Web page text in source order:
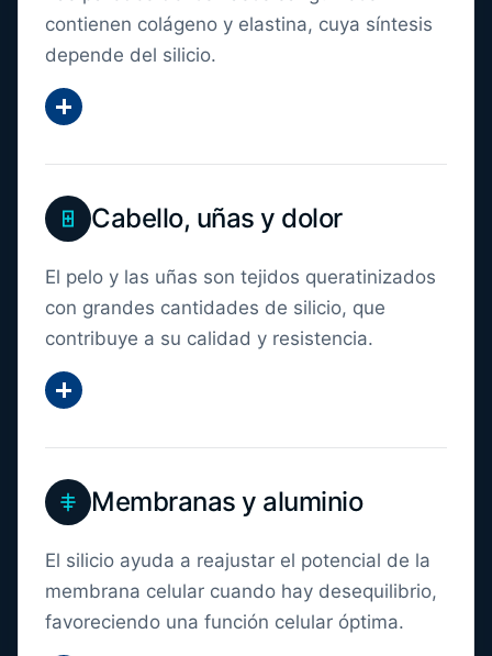
contienen colágeno y elastina, cuya síntesis
depende del silicio.
Mostrar más
Cabello, uñas y dolor
El pelo y las uñas son tejidos queratinizados
con grandes cantidades de silicio, que
contribuye a su calidad y resistencia.
Mostrar más
Membranas y aluminio
El silicio ayuda a reajustar el potencial de la
membrana celular cuando hay desequilibrio,
favoreciendo una función celular óptima.